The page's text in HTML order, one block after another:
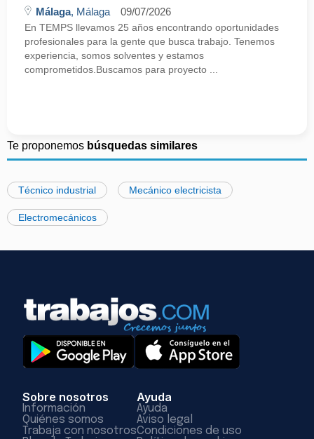
Málaga, Málaga 09/07/2026
En TEMPS llevamos 25 años encontrando oportunidades
profesionales para la gente que busca trabajo. Tenemos
experiencia, somos solventes y estamos
comprometidos.Buscamos para proyecto ...
Te proponemos búsquedas similares
Técnico industrial Mecánico electricista
Electromecánicos
Sobre nosotros
Información
Quiénes somos
Trabaja con nosotros
Ayuda
Ayuda
Aviso legal
Condiciones de uso